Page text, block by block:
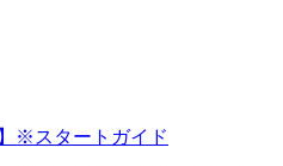
※スタートガイド